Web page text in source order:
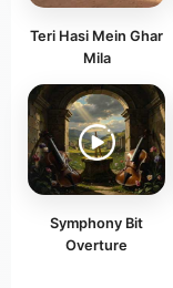
Teri Hasi Mein Ghar
Mila
Symphony Bit
Overture